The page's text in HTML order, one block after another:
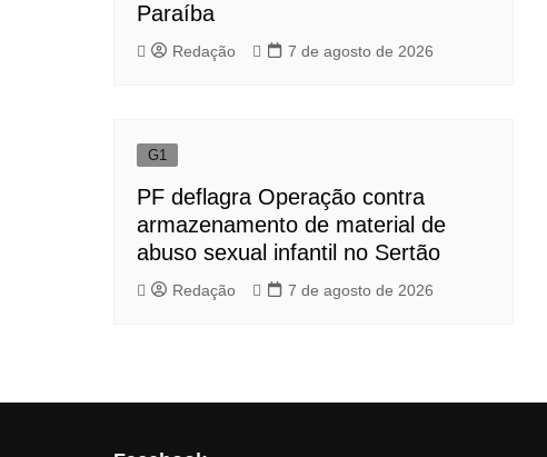
Paraíba
Redação 7 de agosto de 2026
G1
PF deflagra Operação contra
armazenamento de material de
abuso sexual infantil no Sertão
Redação 7 de agosto de 2026